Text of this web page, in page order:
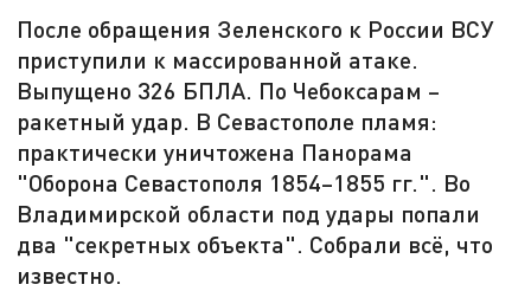
После обращения Зеленского к России ВСУ
приступили к массированной атаке.
Выпущено 326 БПЛА. По Чебоксарам –
ракетный удар. В Севастополе пламя:
практически уничтожена Панорама
"Оборона Севастополя 1854–1855 гг.". Во
Владимирской области под удары попали
два "секретных объекта". Собрали всё, что
известно.